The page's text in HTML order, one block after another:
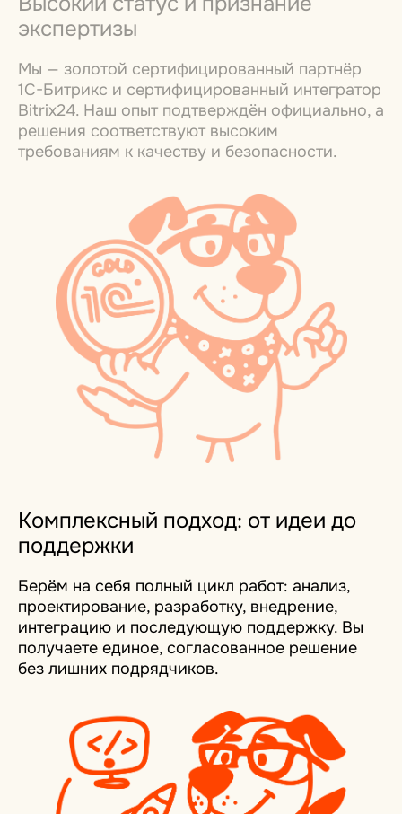
экспертизы
Мы — золотой сертифицированный партнёр
1С-Битрикс и сертифицированный интегратор
Bitrix24. Наш опыт подтверждён официально, а
решения соответствуют высоким
требованиям к качеству и безопасности.
Комплексный подход: от идеи до
поддержки
Берём на себя полный цикл работ: анализ,
проектирование, разработку, внедрение,
интеграцию и последующую поддержку. Вы
получаете единое, согласованное решение
без лишних подрядчиков.